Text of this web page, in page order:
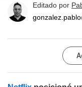
Editado por